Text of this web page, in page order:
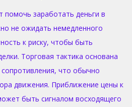
помочь заработать деньги в
не ожидать немедленного
к риску, чтобы быть
Торговая тактика основана
что обычно
движения. Приближение цены к
быть сигналом восходящего